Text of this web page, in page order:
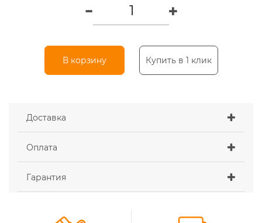
В корзину Купить в 1 клик
Доставка
Оплата
Гарантия